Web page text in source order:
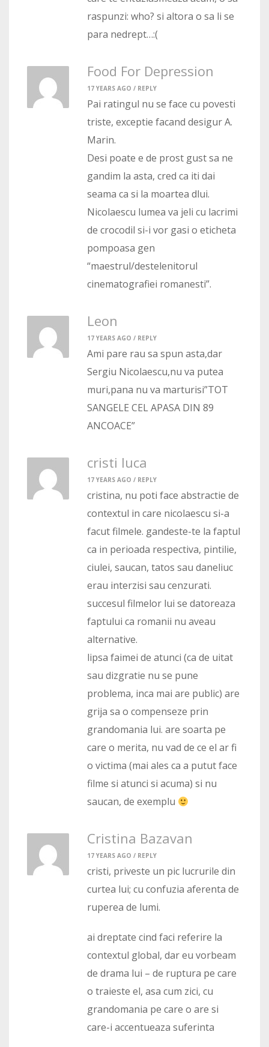
raspunzi: who? si altora o sa li se
para nedrept…:(
Food For Depression
17 YEARS AGO / REPLY
Pai ratingul nu se face cu povesti
triste, exceptie facand desigur A.
Marin.
Desi poate e de prost gust sa ne
gandim la asta, cred ca iti dai
seama ca si la moartea dlui.
Nicolaescu lumea va jeli cu lacrimi
de crocodil si-i vor gasi o eticheta
pompoasa gen
“maestrul/destelenitorul
cinematografiei romanesti”.
Leon
17 YEARS AGO / REPLY
Ami pare rau sa spun asta,dar
Sergiu Nicolaescu,nu va putea
muri,pana nu va marturisi”TOT
SANGELE CEL APASA DIN 89
ANCOACE”
cristi luca
17 YEARS AGO / REPLY
cristina, nu poti face abstractie de
contextul in care nicolaescu si-a
facut filmele. gandeste-te la faptul
ca in perioada respectiva, pintilie,
ciulei, saucan, tatos sau daneliuc
erau interzisi sau cenzurati.
succesul filmelor lui se datoreaza
faptului ca romanii nu aveau
alternative.
lipsa faimei de atunci (ca de uitat
sau dizgratie nu se pune
problema, inca mai are public) are
grija sa o compenseze prin
grandomania lui. are soarta pe
care o merita, nu vad de ce el ar fi
o victima (mai ales ca a putut face
filme si atunci si acuma) si nu
saucan, de exemplu
Cristina Bazavan
17 YEARS AGO / REPLY
cristi, priveste un pic lucrurile din
curtea lui; cu confuzia aferenta de
ruperea de lumi.
ai dreptate cind faci referire la
contextul global, dar eu vorbeam
de drama lui – de ruptura pe care
o traieste el, asa cum zici, cu
grandomania pe care o are si
care-i accentueaza suferinta